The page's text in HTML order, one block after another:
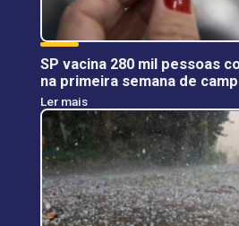
SP vacina 280 mil pessoas
na primeira semana de
Ler mais